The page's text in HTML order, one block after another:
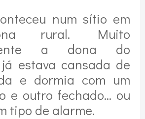
num sítio em
rural. Muito
a dona do
estava cansada de
e dormia com um
e outro fechado... ou
tipo de alarme.